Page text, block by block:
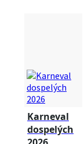
Karneval
dospelých